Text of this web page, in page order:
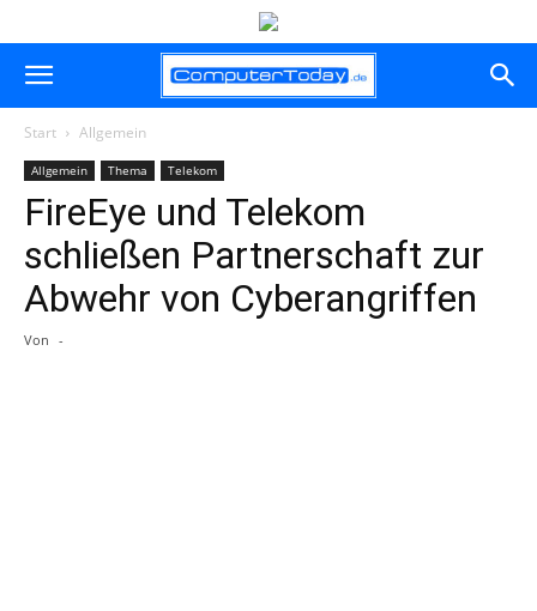
Start Allgemein
Allgemein Thema Telekom
FireEye und Telekom
schließen Partnerschaft zur
Abwehr von Cyberangriffen
Von -